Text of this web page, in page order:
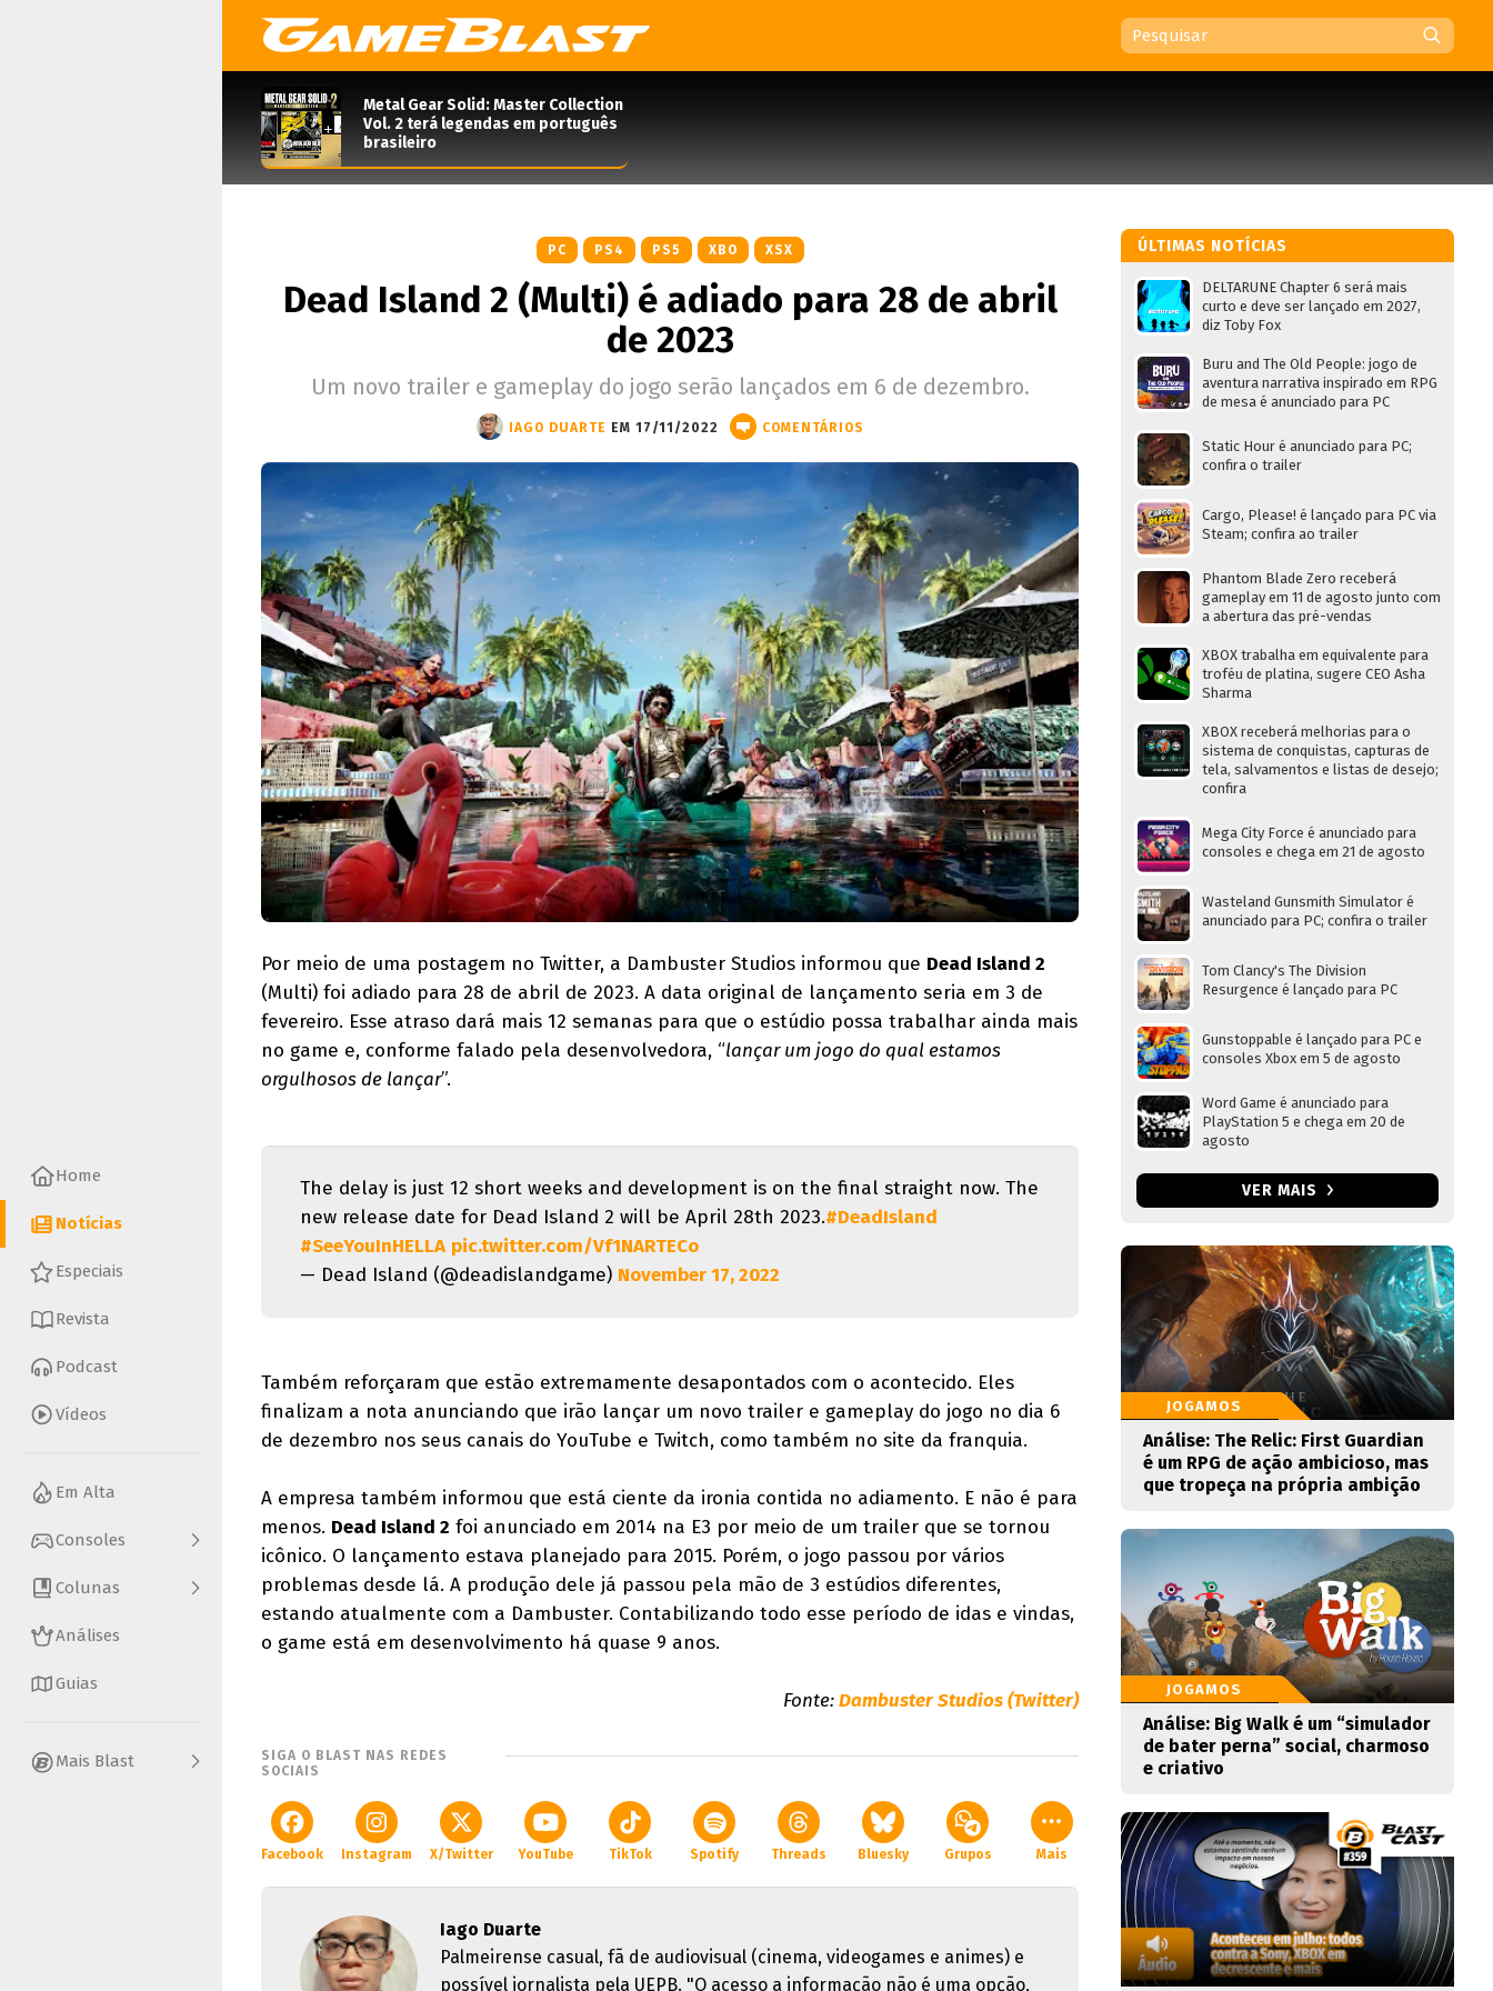
Home
Notícias
Especiais
Revista
Podcast
Vídeos
Em Alta
Consoles
Colunas
Análises
Guias
Mais Blast
Metal Gear Solid: Master Collection
Vol. 2 terá legendas em português
brasileiro
PC PS4 PS5 XBO XSX
Dead Island 2 (Multi) é adiado para 28 de abril
de 2023
Um novo trailer e gameplay do jogo serão lançados em 6 de dezembro.
IAGO DUARTE EM 17/11/2022 COMENTÁRIOS
Por meio de uma postagem no Twitter, a Dambuster Studios informou que Dead Island 2
(Multi) foi adiado para 28 de abril de 2023. A data original de lançamento seria em 3 de
fevereiro. Esse atraso dará mais 12 semanas para que o estúdio possa trabalhar ainda mais
no game e, conforme falado pela desenvolvedora, “lançar um jogo do qual estamos
orgulhosos de lançar”.
The delay is just 12 short weeks and development is on the final straight now. The
new release date for Dead Island 2 will be April 28th 2023.#DeadIsland
#SeeYouInHELLA pic.twitter.com/Vf1NARTECo
— Dead Island (@deadislandgame) November 17, 2022
Também reforçaram que estão extremamente desapontados com o acontecido. Eles
finalizam a nota anunciando que irão lançar um novo trailer e gameplay do jogo no dia 6
de dezembro nos seus canais do YouTube e Twitch, como também no site da franquia.
A empresa também informou que está ciente da ironia contida no adiamento. E não é para
menos. Dead Island 2 foi anunciado em 2014 na E3 por meio de um trailer que se tornou
icônico. O lançamento estava planejado para 2015. Porém, o jogo passou por vários
problemas desde lá. A produção dele já passou pela mão de 3 estúdios diferentes,
estando atualmente com a Dambuster. Contabilizando todo esse período de idas e vindas,
o game está em desenvolvimento há quase 9 anos.
Fonte:Dambuster Studios (Twitter)
SIGA O BLAST NAS REDES
SOCIAIS
Facebook Instagram X/Twitter YouTube TikTok Spotify Threads Bluesky Grupos Mais
Iago Duarte
Palmeirense casual, fã de audiovisual (cinema, videogames e animes) e
possível jornalista pela UEPB. "O acesso a informação não é uma opção,
ÚLTIMAS NOTÍCIAS
DELTARUNE Chapter 6 será mais
curto e deve ser lançado em 2027,
diz Toby Fox
Buru and The Old People: jogo de
aventura narrativa inspirado em RPG
de mesa é anunciado para PC
Static Hour é anunciado para PC;
confira o trailer
Cargo, Please! é lançado para PC via
Steam; confira ao trailer
Phantom Blade Zero receberá
gameplay em 11 de agosto junto com
a abertura das pré-vendas
XBOX trabalha em equivalente para
troféu de platina, sugere CEO Asha
Sharma
XBOX receberá melhorias para o
sistema de conquistas, capturas de
tela, salvamentos e listas de desejo;
confira
Mega City Force é anunciado para
consoles e chega em 21 de agosto
Wasteland Gunsmith Simulator é
anunciado para PC; confira o trailer
Tom Clancy's The Division
Resurgence é lançado para PC
Gunstoppable é lançado para PC e
consoles Xbox em 5 de agosto
Word Game é anunciado para
PlayStation 5 e chega em 20 de
agosto
VER MAIS
JOGAMOS
Análise: The Relic: First Guardian
é um RPG de ação ambicioso, mas
que tropeça na própria ambição
JOGAMOS
Análise: Big Walk é um “simulador
de bater perna” social, charmoso
e criativo